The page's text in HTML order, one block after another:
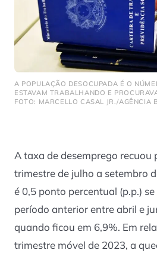
A POPULAÇÃO DESOCUPADA É O
ESTAVAM TRABALHANDO E
FOTO: MARCELLO CASAL JR./AGÊNCIA
A taxa de desemprego recuou
trimestre de julho a setembro
é 0,5 ponto percentual (p.p.)
período anterior entre abril e
quando ficou em 6,9%. Em
trimestre móvel de 2023, a